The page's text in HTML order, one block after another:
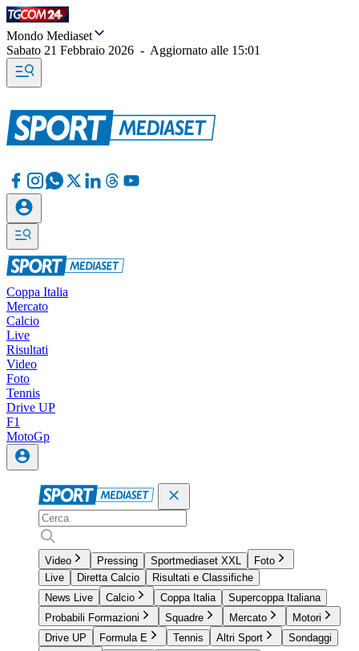
Mondo Mediaset
Sabato 21 Febbraio 2026 - Aggiornato alle 15:01
Coppa Italia
Mercato
Calcio
Live
Risultati
Video
Foto
Tennis
Drive UP
F1
MotoGp
Video Pressing Sportmediaset XXL
Foto
Live
Diretta Calcio
Risultati e Classifiche
News Live
Calcio Coppa Italia
Supercoppa Italiana
Probabili Formazioni
Squadre Mercato
Motori
Drive UP
Formula E Tennis Altri Sport
Sondaggi